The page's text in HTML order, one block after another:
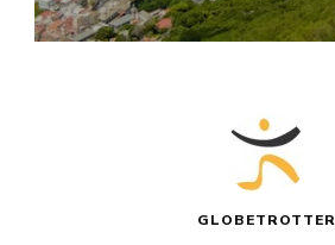
GLOBETROTTER